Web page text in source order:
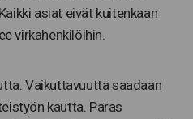
asiat eivät kuitenkaan
virkahenkilöihin.
Vaikuttavuutta saadaan
kautta. Paras